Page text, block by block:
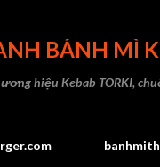
BÁNH MÌ
hiệu Kebab TORKI,